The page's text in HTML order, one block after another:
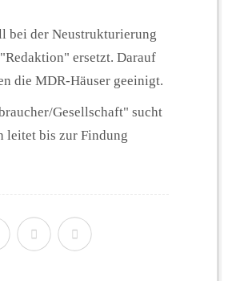
bei der Neustrukturierung
ersetzt. Darauf
die MDR-Häuser geeinigt.
Gesellschaft" sucht
leitet bis zur Findung